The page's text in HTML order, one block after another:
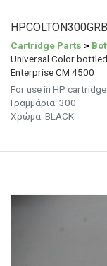
HPCOLTON300GRB
Cartridge Parts >
Universal Color
Enterprise CM 4500
For use in HP
Γραμμάρια: 300
Χρώμα: BLACK